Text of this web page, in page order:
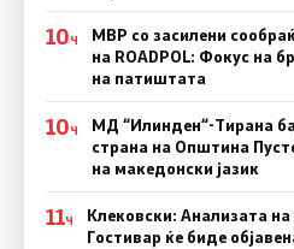
10Ч
МВР со засилени
на ROADPOL: Фокус на
на патиштата
10Ч
МД “Илинден“-Тирана
страна на Општина
на македонски јазик
11Ч
Клековски: Анализата
Гостивар ќе биде